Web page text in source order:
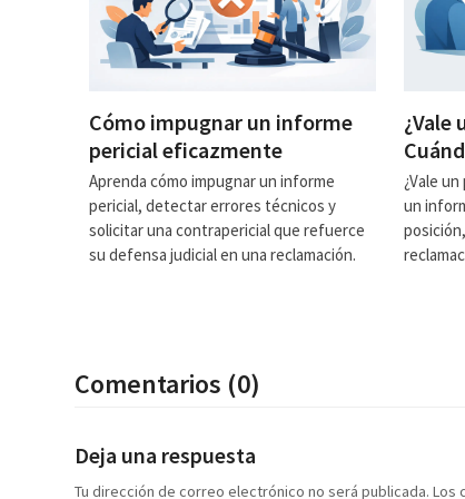
Cómo impugnar un informe
pericial eficazmente
Aprenda cómo impugnar un informe
pericial, detectar errores técnicos y
solicitar una contrapericial que refuerce
su defensa judicial en una reclamación.
¿Vale
¿Vale
un
Comentarios (0)
Deja una respuesta
Tu dirección de correo electrónico no será publicada. Los